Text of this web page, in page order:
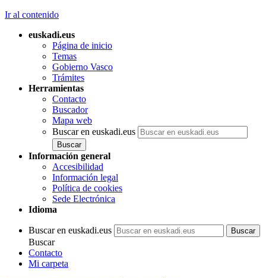
Ir al contenido
euskadi.eus
Página de inicio
Temas
Gobierno Vasco
Trámites
Herramientas
Contacto
Buscador
Mapa web
Buscar en euskadi.eus
Información general
Accesibilidad
Información legal
Política de cookies
Sede Electrónica
Idioma
Buscar en euskadi.eus
Buscar
Contacto
Mi carpeta